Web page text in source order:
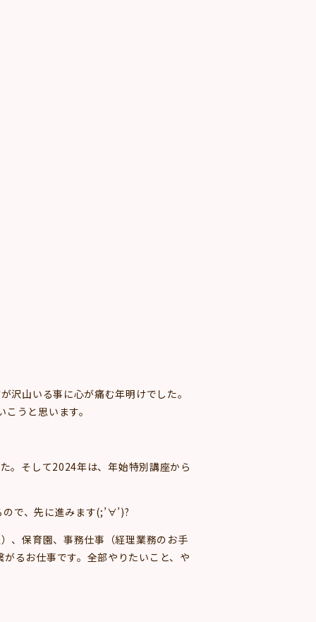
山いる事に心が痛む年明けでした。
うと思います。
。そして2024年は、年始特別講座から
で、先に進みます(;’∀’)?
、保育園、事務仕事（経理業務のお手
るお仕事です。全部やりたいこと、や